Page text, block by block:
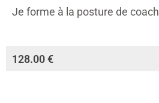
Je forme à la posture de coach
128.00€